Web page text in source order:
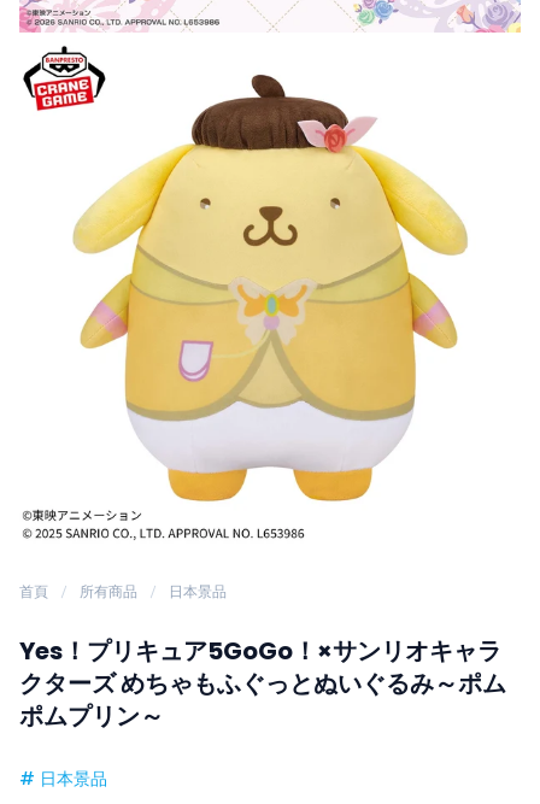
首頁 所有商品 日本景品
Yes！プリキュア5GoGo！×サンリオキャラ
クターズ めちゃもふぐっとぬいぐるみ～ポム
ポムプリン～
# 日本景品